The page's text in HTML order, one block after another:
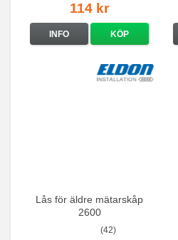
114 kr
INFO KÖP
Lås för äldre mätarskåp
2600
(42)